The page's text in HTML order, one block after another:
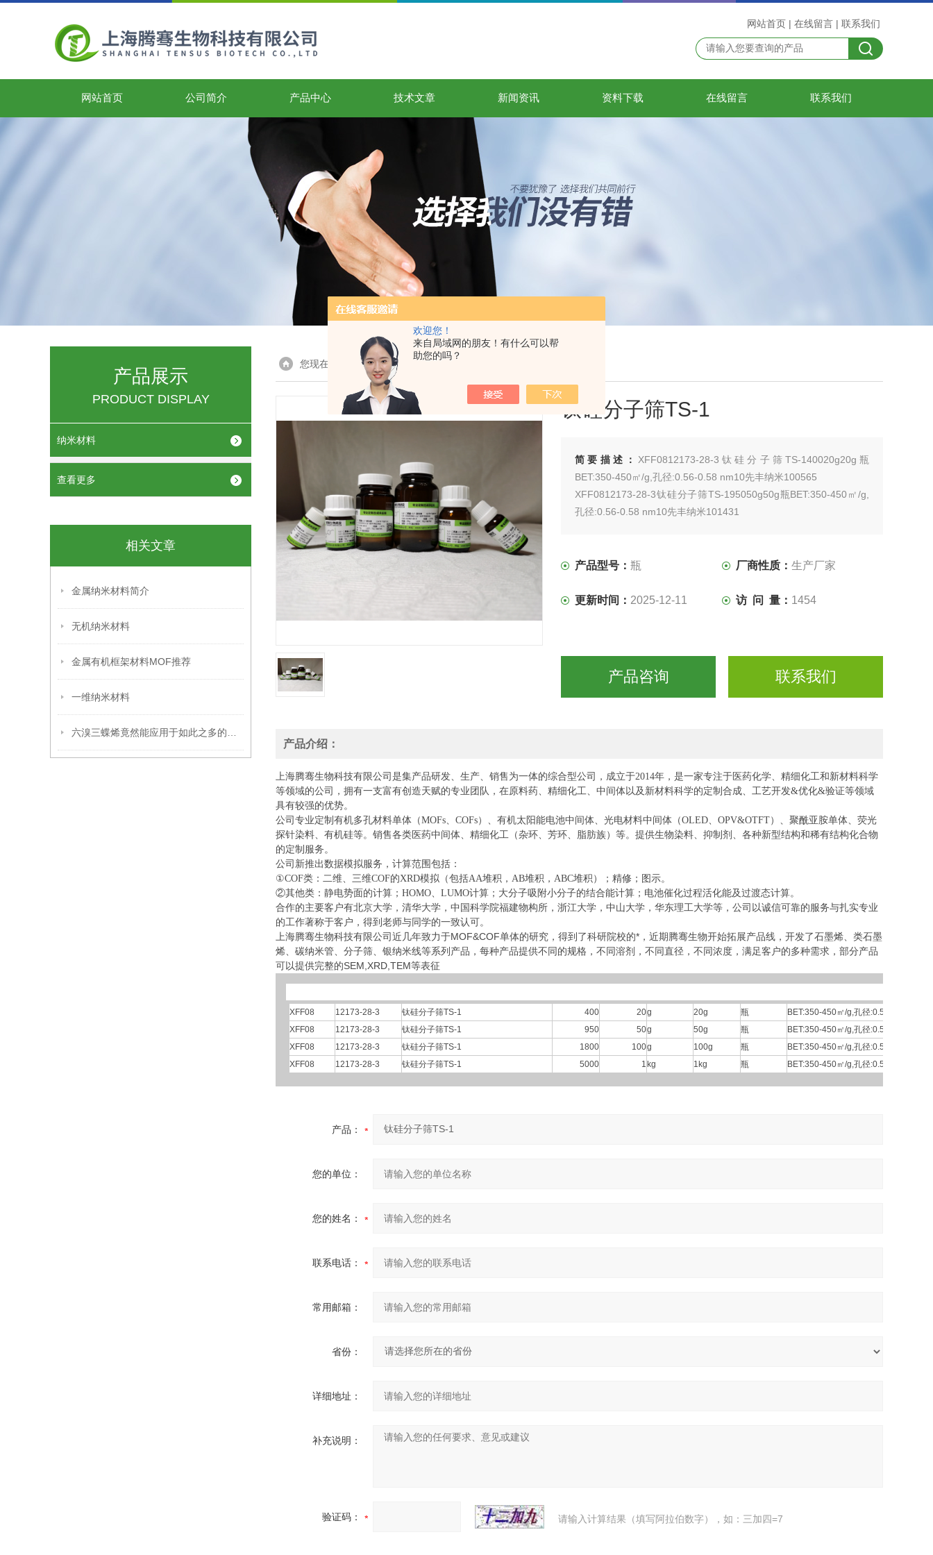
欢迎您！
来自局域网的朋友！有什么可以帮
助您的吗？
网站首页 | 在线留言 | 联系我们
网站首页 公司简介 产品中心 技术文章 新闻资讯 资料下载 在线留言 联系我们
产品展示
PRODUCT DISPLAY
纳米材料
查看更多
相关文章
金属纳米材料简介
无机纳米材料
金属有机框架材料MOF推荐
一维纳米材料
您现在的位置：首页> 产品展示 > >
钛硅分子筛TS-1
简要描述： XFF0812173-28-3钛硅分子筛TS-140020g20g瓶
BET:350-450㎡/g,孔径:0.56-0.58 nm10先丰纳米100565
XFF0812173-28-3钛硅分子筛TS-195050g50g瓶BET:350-450㎡/g,
孔径:0.56-0.58 nm10先丰纳米101431
产品型号：瓶 厂商性质：生产厂家
更新时间： 2025-12-11 访 问 量： 1454
产品咨询 联系我们
产品介绍：
上海腾骞生物科技有限公司是集产品研发、生产、销售为一体的综合型公司，成立于2014年，是一家专注于医药化学、精细化工和新材料科学
等领域的公司，拥有一支富有创造天赋的专业团队，在原料药、精细化工、中间体以及新材料科学的定制合成、工艺开发&优化&验证等领域
具有较强的优势。
公司专业定制有机多孔材料单体（MOFs、COFs）、有机太阳能电池中间体、光电材料中间体（OLED、OPV&OTFT）、聚酰亚胺单体、荧光
探针染料、有机硅等。销售各类医药中间体、精细化工（杂环、芳环、脂肪族）等。提供生物染料、抑制剂、各种新型结构和稀有结构化合物
的定制服务。
公司新推出数据模拟服务，计算范围包括：
①COF类：二维、三维COF的XRD模拟（包括AA堆积，AB堆积，ABC堆积）；精修；图示。
②其他类：静电势面的计算；HOMO、LUMO计算；大分子吸附小分子的结合能计算；电池催化过程活化能及过渡态计算。
合作的主要客户有北京大学，清华大学，中国科学院福建物构所，浙江大学，中山大学，华东理工大学等，公司以诚信可靠的服务与扎实专业
的工作著称于客户，得到老师与同学的一致认可。
上海腾骞生物科技有限公司近几年致力于MOF&COF单体的研究，得到了科研院校的*，近期腾骞生物开始拓展产品线，开发了石墨烯、类石墨
烯、碳纳米管、分子筛、银纳米线等系列产品，每种产品提供不同的规格，不同溶剂，不同直径，不同浓度，满足客户的多种需求，部分产品
可以提供完整的SEM,XRD,TEM等表征
XFF08 12173-28-3 钛硅分子筛TS-1 400 20g 20g 瓶
BET:350-450㎡/g,孔径:0.56-0.58 nm
XFF08
12173-28-3 钛硅分子筛TS-1 950 50g 50g 瓶
BET:350-450㎡/g,孔径:0.56-0.58 nm
XFF08
12173-28-3 钛硅分子筛TS-1 1800 100g 100g 瓶
BET:350-450㎡/g,孔径:0.56-0.58 nm
XFF08
12173-28-3 钛硅分子筛TS-1 5000 1 kg 1kg 瓶 BET:350-450㎡/g,孔径:0.56-0.58 nm
产品：
您的单位：
您的姓名：
联系电话：
常用邮箱：
省份：
详细地址：
补充说明：
验证码： 请输入计算结果（填写阿拉伯数字），如：三加四=7